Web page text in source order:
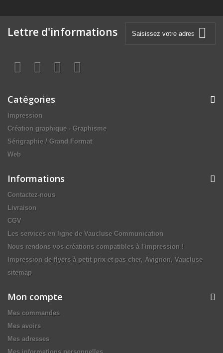
Lettre d'informations
Catégories
Impression
Création graphique - Graphisme
Sérigraphie / Grand Format
Web
Informations
Contactez-nous
Livraison
CGV
Les services en ligne de Vaucluse Communication
Nous rendons vos créations compatibles à l'impression !
Impression de flyers à petit prix et pas cher, Avignon, Vaucluse
sitemap
Mon compte
Mes commandes
Mes avoirs
Mes adresses